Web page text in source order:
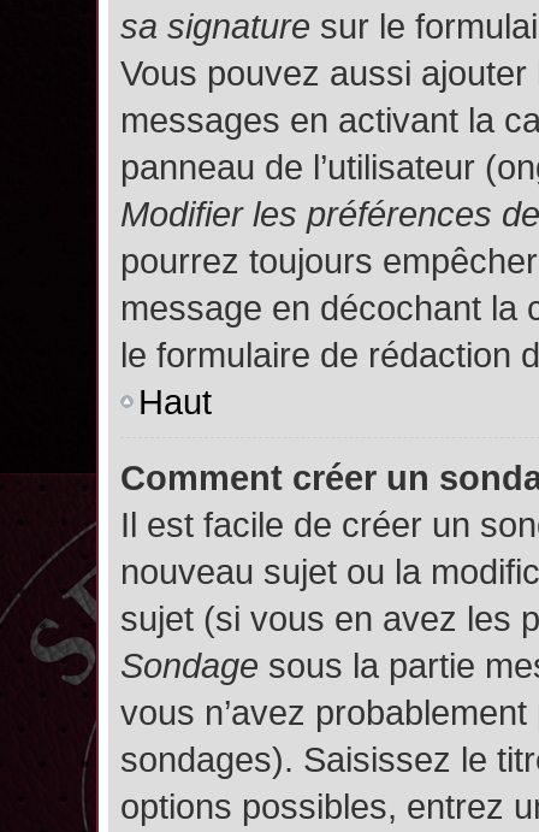
sa signature sur le
Vous pouvez aussi
messages en activant la
panneau de l’utilisateur
Modifier les préférences
pourrez toujours
message en décochant la
le formulaire de rédaction
Haut
Comment créer un
Il est facile de créer un
nouveau sujet ou la
sujet (si vous en avez les
Sondage sous la partie
vous n’avez
sondages). Saisissez le
options possibles, entrez